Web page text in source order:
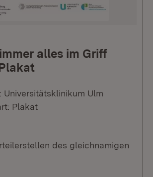
alles im Griff
Universitätsklinikum Ulm
Plakat
des gleichnamigen